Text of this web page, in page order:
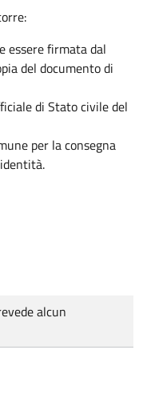
essere firmata dal
del documento di
di Stato civile del
per la consegna
alcun